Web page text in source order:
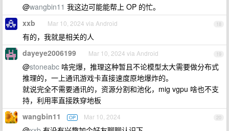
@wangbin11 我这边可能能帮上 OP 的忙。
18
xxb Mar 10, 2024 via Android
有的，我就是相关的人
19
dayeye2006199 Mar 10, 2024 via Android
@stoneabc 啥完爆，推理这种暂且不论模型太大需要做分布式
推理的，一上通讯游戏卡直接速度原地爆炸的。
就说完全不需要通讯的，资源分割和池化，mig vgpu 啥也不支
持，利用率直接跌穿地板
20
wangbin11 OP Mar 10, 2024